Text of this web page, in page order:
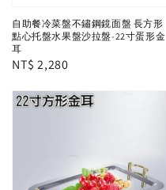
自助餐冷菜盤不鏽鋼鏡面盤 長方形
點心托盤水果盤沙拉盤-22寸蛋形金
耳
Regular
NT$ 2,280